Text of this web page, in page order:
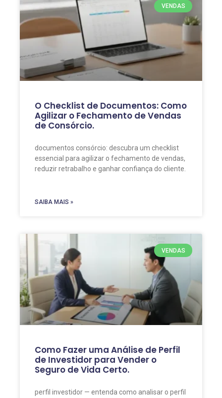
VENDAS
O Checklist de Documentos: Como
Agilizar o Fechamento de Vendas
de Consórcio.
documentos consórcio: descubra um checklist
essencial para agilizar o fechamento de vendas,
reduzir retrabalho e ganhar confiança do cliente.
SAIBA MAIS »
VENDAS
Como Fazer uma Análise de Perfil
de Investidor para Vender o
Seguro de Vida Certo.
perfil investidor — entenda como analisar o perfil